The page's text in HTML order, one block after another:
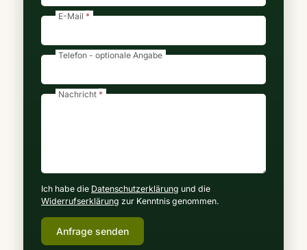
E-Mail
Telefon - optionale Angabe
Nachricht
Ich habe die Datenschutzerklärung und die
Widerrufserklärung zur Kenntnis genommen.
Anfrage senden